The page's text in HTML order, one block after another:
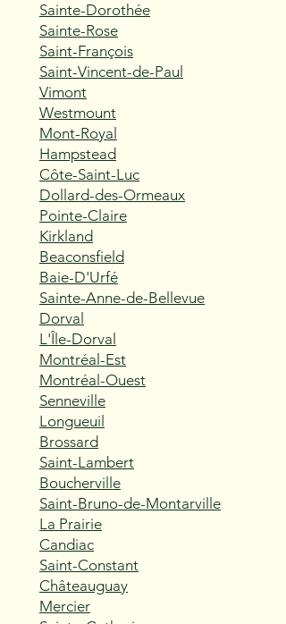
Sainte-Dorothée
Sainte-Rose
Saint-François
Saint-Vincent-de-Paul
Vimont
Westmount
Mont-Royal
Hampstead
Côte-Saint-Luc
Dollard-des-Ormeaux
Pointe-Claire
Kirkland
Beaconsfield
Baie-D'Urfé
Sainte-Anne-de-Bellevue
Dorval
L'Île-Dorval
Montréal-Est
Montréal-Ouest
Senneville
Longueuil
Brossard
Saint-Lambert
Boucherville
Saint-Bruno-de-Montarville
La Prairie
Candiac
Saint-Constant
Châteauguay
Mercier